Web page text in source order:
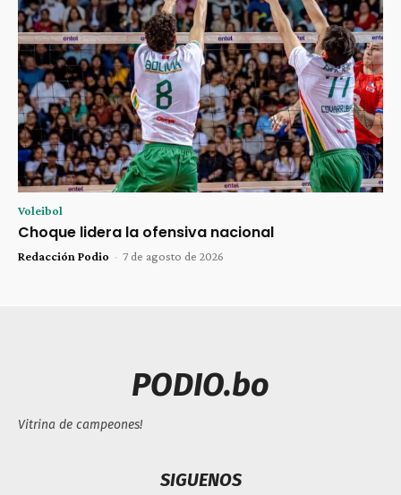
Voleibol
Choque lidera la ofensiva nacional
Redacción Podio - 7 de agosto de 2026
PODIO.bo
Vitrina de campeones!
SIGUENOS